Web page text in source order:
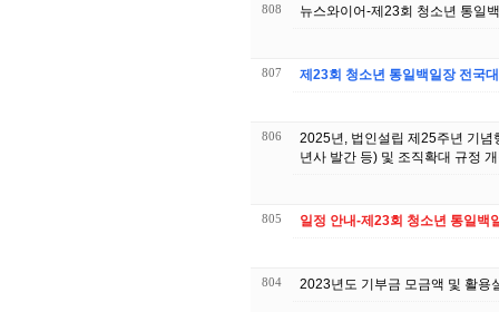
808 뉴스와이어-제23회 청소년 통일
807 제23회 청소년 통일백일장 전국
806
2025년, 법인설립 제25주년 기념
년사 발간 등) 및 조직확대 규정
805 일정 안내-제23회 청소년 통일백
804 2023년도 기부금 모금액 및 활용